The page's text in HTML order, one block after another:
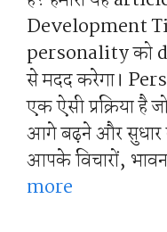
Development
personality को
से मदद करेगा।
एक ऐसी प्रक्रिया
आगे बढ़ने और सुधार
आपके विचारों,
more